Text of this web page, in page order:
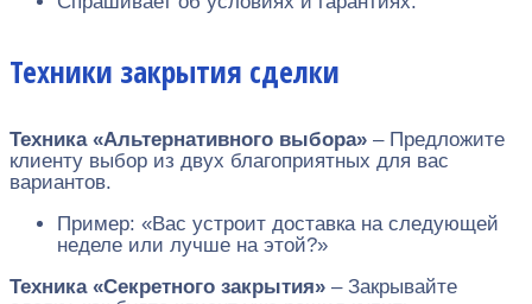
Техники закрытия сделки
Техника «Альтернативного выбора» – Предложите
клиенту выбор из двух благоприятных для вас
вариантов.
Пример: «Вас устроит доставка на следующей
неделе или лучше на этой?»
Техника «Секретного закрытия» – Закрывайте